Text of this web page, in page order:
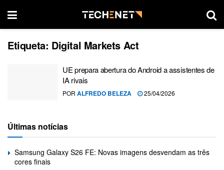
Etiqueta: Digital Markets Act
UE prepara abertura do Android a assistentes de
IA rivais
POR ALFREDO BELEZA 25/04/2026
Últimas notícias
Samsung Galaxy S26 FE: Novas imagens desvendam as três
cores finais